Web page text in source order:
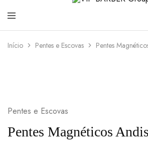
BARBER
para
Início Pentes e Escovas Pentes
Pentes e Escovas
Pentes Magnéticos Andis